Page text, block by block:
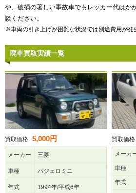
や、破損の著しい事故車でもレッカー代はか
談ください。
※車両の引き上げが困難な状況では別途費用が発
廃車買取実績一覧
買取価格 5,000円
メーカー 三菱
車種 パジェロミニ
年式 1994年/平成6年
買取価格
メーカ
車種
年式